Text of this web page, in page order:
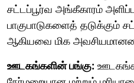
சட்டப்பூர்வ அங்கீகாரம்
பாகுபாடுகளைத் தடுக்கும்
ஆகியவை மிக
ஊடகங்களின் பங்கு: